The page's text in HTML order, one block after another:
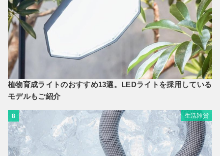
植物育成ライトのおすすめ13選。LEDライトを採用している
モデルもご紹介
8 生活雑貨